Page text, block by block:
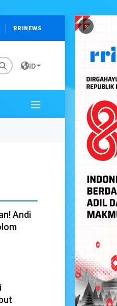
×
RRINEWS
ID
Andi